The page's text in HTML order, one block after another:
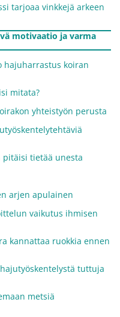
tarjoaa vinkkejä arkeen
motivaatio ja varma
hajuharrastus koiran
mitata?
yhteistyön perusta
pitäisi tietää unesta
arjen apulainen
vaikutus ihmisen
kannattaa ruokkia ennen
tuttuja
metsiä